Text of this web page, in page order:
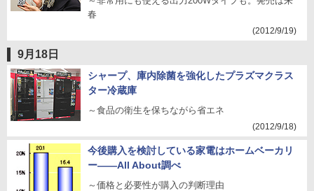
春
(2012/9/19)
9月18日
シャープ、庫内除菌を強化したプラズマクラス
ター冷蔵庫
～食品の衛生を保ちながら省エネ
(2012/9/18)
今後購入を検討している家電はホームベーカリ
ー――All About調べ
～価格と必要性が購入の判断理由